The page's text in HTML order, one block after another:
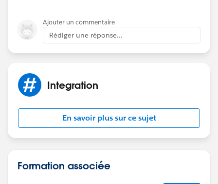
Ajouter un commentaire
Rédiger une réponse...
Integration
En savoir plus sur ce sujet
Formation associée